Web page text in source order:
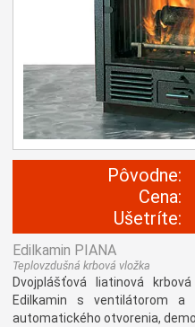
Pôvodne:
Cena:
Ušetríte:
Edilkamin PIANA
Teplovzdušná krbová vložka
Dvojplášťová liatinová
Edilkamin s ventilátorom a
automatického otvorenia,